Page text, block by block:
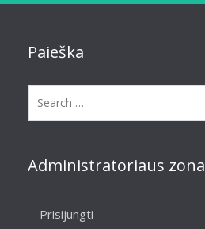
Paieška
Administratoriaus zona
Prisijungti